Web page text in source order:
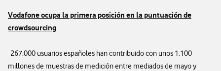
Vodafone ocupa la primera posición en la puntuación de
crowdsourcing
267.000 usuarios españoles han contribuido con unos 1.100
millones de muestras de medición entre mediados de mayo y